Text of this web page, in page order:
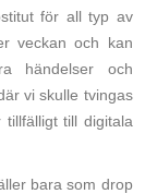
för all typ av
veckan och kan
händelser och
vi skulle tvingas
till digitala
bara som drop